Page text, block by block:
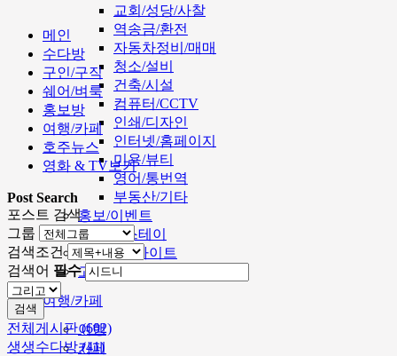
교회/성당/사찰
역송금/환전
자동차정비/매매
청소/설비
건축/시설
컴퓨터/CCTV
인쇄/디자인
인터넷/홈페이지
미용/뷰티
영어/통번역
부동산/기타
홍보/이벤트
민박/홈스테이
멜번주요싸이트
고국업체 홍보방
여행/카페
여행
카페
메인
수다방
구인/구직
쉐어/벼룩
홍보방
여행/카페
호주뉴스
영화 & TV보기
Post Search
포스트 검색
그룹
검색조건
검색어 필수
검색
전체게시판 (602)
생생수다방 (41)